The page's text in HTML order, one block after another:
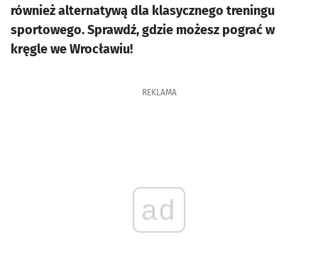
również alternatywą dla klasycznego treningu
sportowego. Sprawdź, gdzie możesz pograć w
kręgle we Wrocławiu!
REKLAMA
ad